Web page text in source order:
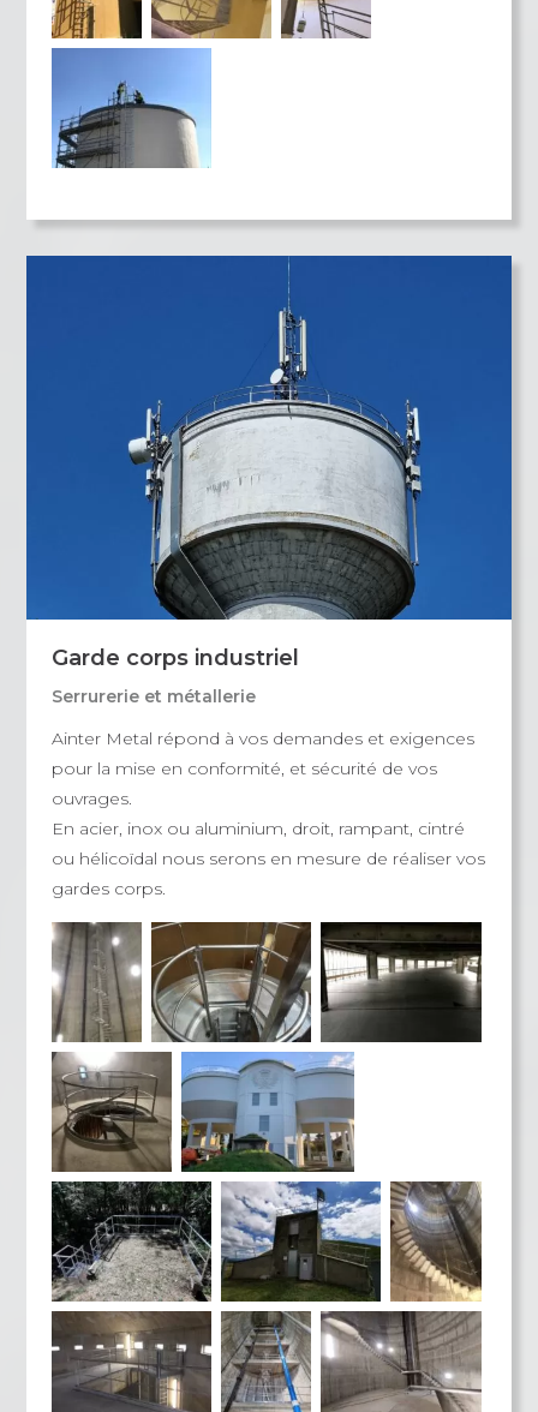
Garde corps industriel
Serrurerie et métallerie
Ainter Metal répond à vos demandes et exigences
pour la mise en conformité, et sécurité de vos
ouvrages.
En acier, inox ou aluminium, droit, rampant, cintré
ou hélicoïdal nous serons en mesure de réaliser vos
gardes corps.